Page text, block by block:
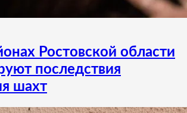
Ростовской области
последствия
шахт